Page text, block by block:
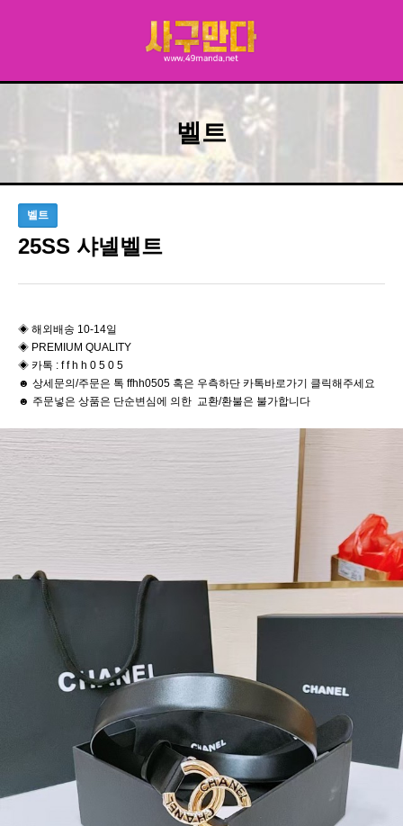
벨트
벨트
25SS 샤넬벨트
◈ 해외배송 10-14일
◈ PREMIUM QUALITY
◈ 카톡 : f f h h 0 5 0 5
☻ 상세문의/주문은 톡 ffhh0505 혹은 우측하단 카톡바로가기 클릭해주세요
☻ 주문넣은 상품은 단순변심에 의한 교환/환불은 불가합니다